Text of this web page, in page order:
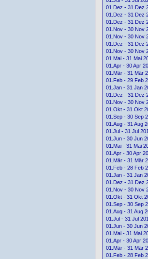
01.Dez - 31 Dez
01.Dez - 31 Dez
01.Dez - 31 Dez
01.Nov - 30 Nov
01.Nov - 30 Nov
01.Dez - 31 Dez
01.Nov - 30 Nov
01.Mai - 31 Mai
01.Apr - 30 Apr
01.Mär - 31 Mär
01.Feb - 29 Feb
01.Jan - 31 Jan
01.Dez - 31 Dez
01.Nov - 30 Nov
01.Okt - 31 Okt
01.Sep - 30 Sep
01.Aug - 31 Aug
01.Jul - 31 Jul
01.Jun - 30 Jun
01.Mai - 31 Mai
01.Apr - 30 Apr
01.Mär - 31 Mär
01.Feb - 28 Feb
01.Jan - 31 Jan
01.Dez - 31 Dez
01.Nov - 30 Nov
01.Okt - 31 Okt
01.Sep - 30 Sep
01.Aug - 31 Aug
01.Jul - 31 Jul
01.Jun - 30 Jun
01.Mai - 31 Mai
01.Apr - 30 Apr
01.Mär - 31 Mär
01.Feb - 28 Feb